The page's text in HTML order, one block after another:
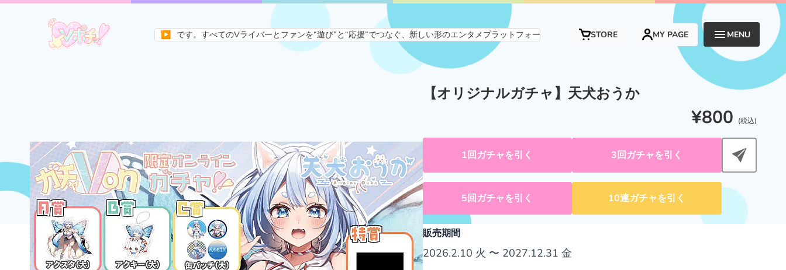
▶
未来を作るためのメディアサイトです。すべてのVライバーとファンを“遊び”と“応援”でつなぐ、新しい形のエンタメプラットフォームです。 STORE MY PAGE MENU
【オリジナルガチャ】天犬おうか
¥800 (税込)
1回ガチャを引く 3回ガチャを引く
5回ガチャを引く 10連ガチャを引く
販売期間
2026.2.10 火 〜 2027.12.31 金